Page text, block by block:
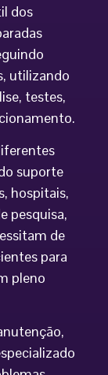
dos
utilizando
testes,
suporte
hospitais,
pesquisa,
de
para
pleno